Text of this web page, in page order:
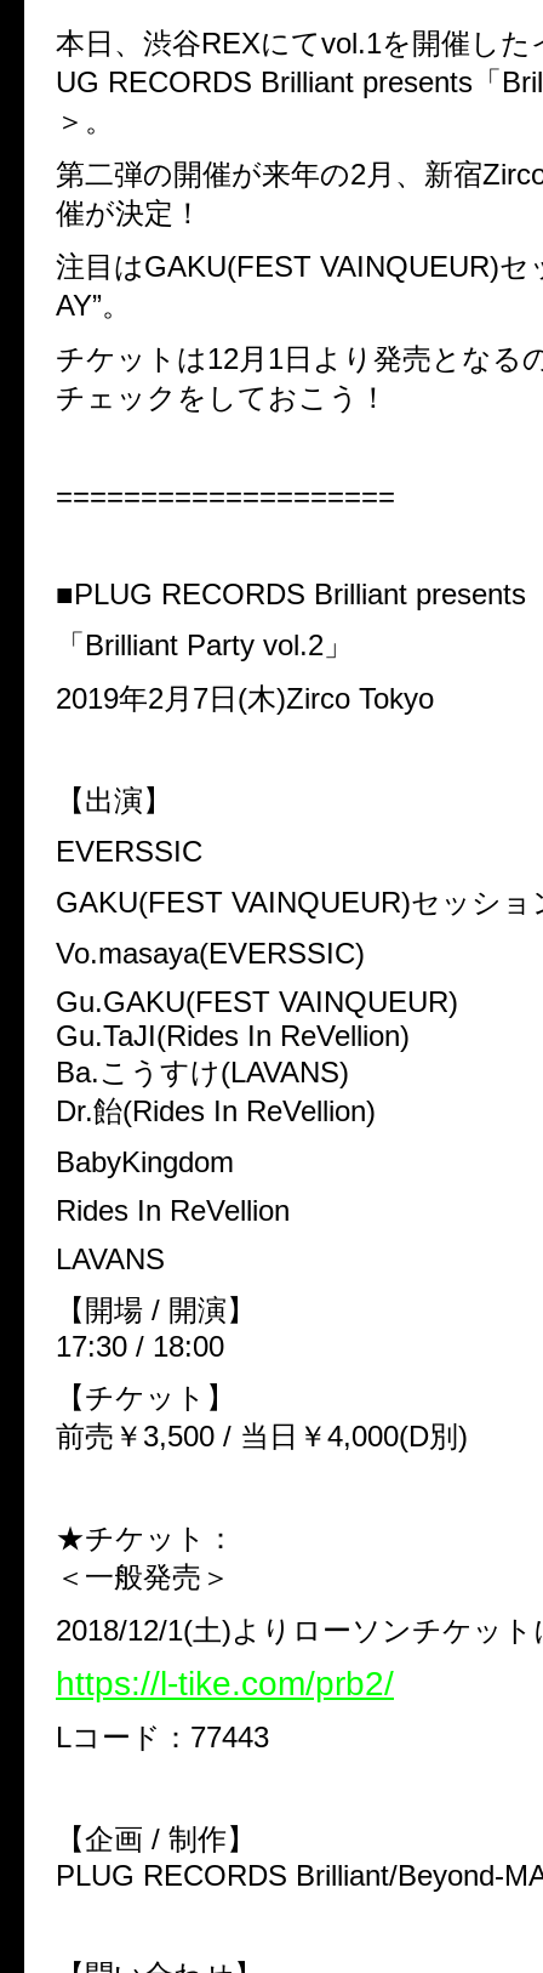
本日、渋谷REXにてvol.1を開催した
UG RECORDS Brilliant presents「
＞。
第二弾の開催が来年の2月、新宿
催が決定！
注目はGAKU(FEST VAINQUEUR)セ
AY”。
チケットは12月1日より発売となる
チェックをしておこう！
====================
■PLUG RECORDS Brilliant presents
「Brilliant Party vol.2」
2019年2月7日(木)Zirco Tokyo
【出演】
EVERSSIC
GAKU(FEST VAINQUEUR)セッショ
Vo.masaya(EVERSSIC)
Gu.GAKU(FEST VAINQUEUR)
Gu.TaJI(Rides In ReVellion)
Ba.こうすけ(LAVANS)
Dr.飴(Rides In ReVellion)
BabyKingdom
Rides In ReVellion
LAVANS
【開場 / 開演】
17:30 / 18:00
【チケット】
前売￥3,500 / 当日￥4,000(D別)
★チケット：
＜一般発売＞
2018/12/1(土)よりローソンチケット
https://l-tike.com/prb2/
Lコード：77443
【企画 / 制作】
PLUG RECORDS Brilliant/Beyond-